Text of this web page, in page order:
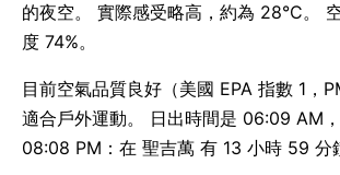
的夜空。 實際感受略高，約為 28°C。
度 74%。
目前空氣品質良好（美國 EPA 指數 1
適合戶外運動。 日出時間是 06:09 AM
08:08 PM：在 聖吉萬 有 13 小時 59 分